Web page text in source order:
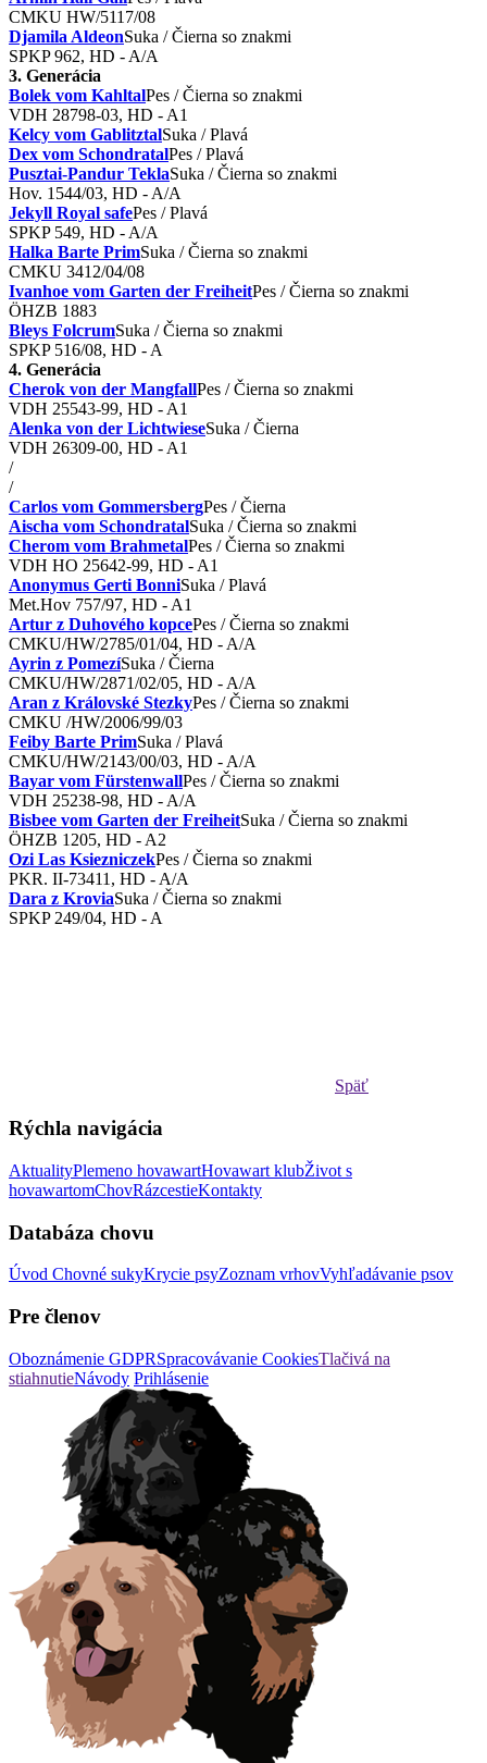
CMKU HW/5117/08
Djamila AldeonSuka / Čierna so znakmi
SPKP 962, HD - A/A
3. Generácia
Bolek vom KahltalPes / Čierna so znakmi
VDH 28798-03, HD - A1
Kelcy vom GablitztalSuka / Plavá
Dex vom SchondratalPes / Plavá
Pusztai-Pandur TeklaSuka / Čierna so znakmi
Hov. 1544/03, HD - A/A
Jekyll Royal safePes / Plavá
SPKP 549, HD - A/A
Halka Barte PrimSuka / Čierna so znakmi
CMKU 3412/04/08
Ivanhoe vom Garten der FreiheitPes / Čierna so znakmi
ÖHZB 1883
Bleys FolcrumSuka / Čierna so znakmi
SPKP 516/08, HD - A
4. Generácia
Cherok von der MangfallPes / Čierna so znakmi
VDH 25543-99, HD - A1
Alenka von der LichtwieseSuka / Čierna
VDH 26309-00, HD - A1
/
/
Carlos vom GommersbergPes / Čierna
Aischa vom SchondratalSuka / Čierna so znakmi
Cherom vom BrahmetalPes / Čierna so znakmi
VDH HO 25642-99, HD - A1
Anonymus Gerti BonniSuka / Plavá
Met.Hov 757/97, HD - A1
Artur z Duhového kopcePes / Čierna so znakmi
CMKU/HW/2785/01/04, HD - A/A
Ayrin z PomezíSuka / Čierna
CMKU/HW/2871/02/05, HD - A/A
Aran z Královské StezkyPes / Čierna so znakmi
CMKU /HW/2006/99/03
Feiby Barte PrimSuka / Plavá
CMKU/HW/2143/00/03, HD - A/A
Bayar vom FürstenwallPes / Čierna so znakmi
VDH 25238-98, HD - A/A
Bisbee vom Garten der FreiheitSuka / Čierna so znakmi
ÖHZB 1205, HD - A2
Ozi Las KsiezniczekPes / Čierna so znakmi
PKR. II-73411, HD - A/A
Dara z KroviaSuka / Čierna so znakmi
SPKP 249/04, HD - A
Späť
Rýchla navigácia
AktualityPlemeno hovawartHovawart klubŽivot s
hovawartomChovRázcestieKontakty
Databáza chovu
Úvod Chovné sukyKrycie psyZoznam vrhovVyhľadávanie psov
Pre členov
Oboznámenie GDPRSpracovávanie CookiesTlačivá na
stiahnutieNávody Prihlásenie